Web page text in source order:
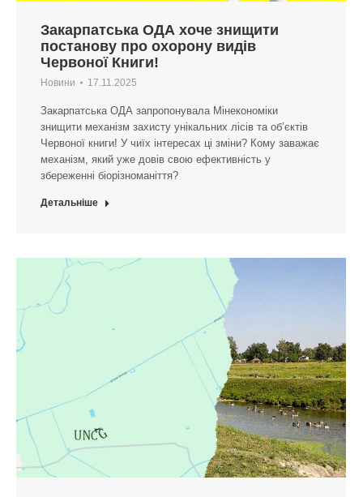
Закарпатська ОДА хоче знищити
постанову про охорону видів
Червоної Книги!
Новини 17.11.2025
Закарпатська ОДА запропонувала Мінекономіки
знищити механізм захисту унікальних лісів та об’єктів
Червоної книги! У чиїх інтересах ці зміни? Кому заважає
механізм, який уже довів свою ефективність у
збереженні біорізноманіття?
Детальніше